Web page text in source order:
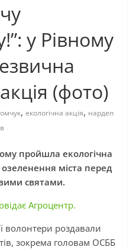
у Рівному
(фото)
, екологічна акція, нардеп
пройшла екологічна
міста перед
святами.
Агроцентр.
волонтери роздавали
зокрема головам ОСББ